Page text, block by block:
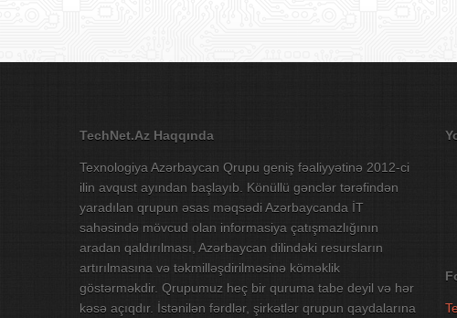
TechNet.Az Haqqında
Texnologiya Azərbaycan Qrupu geniş fəaliyyətinə 2012-ci
ilin avqust ayından başlayıb. Könüllü gənclər tərəfindən
yaradılan qrupun əsas məqsədi Azərbaycanda İT
sahəsində mövcud olan informasiya çatışmazlığının
aradan qaldırılması, Azərbaycan dilindəki resursların
artırılmasına və təkmilləşdirilməsinə köməklik
göstərməkdir. Qrupumuz heç bir quruma tabe deyil və hər
kəsə açıqdır. İstənilən fərdlər, şirkətlər qrupun qaydalarına